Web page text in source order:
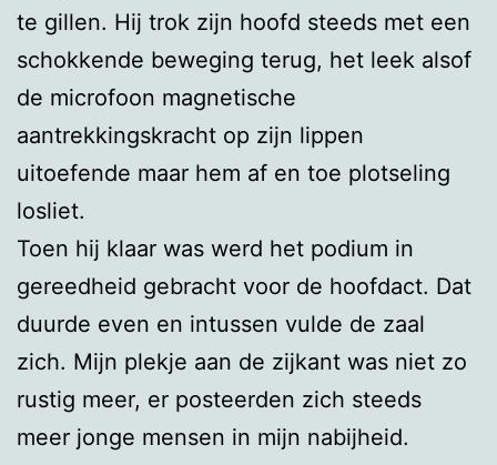
te gillen. Hij trok zijn hoofd steeds met een
schokkende beweging terug, het leek alsof
de microfoon magnetische
aantrekkingskracht op zijn lippen
uitoefende maar hem af en toe plotseling
losliet.
Toen hij klaar was werd het podium in
gereedheid gebracht voor de hoofdact. Dat
duurde even en intussen vulde de zaal
zich. Mijn plekje aan de zijkant was niet zo
rustig meer, er posteerden zich steeds
meer jonge mensen in mijn nabijheid.